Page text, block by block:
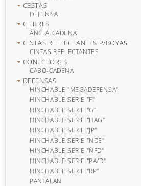
CESTAS
DEFENSA
CIERRES
ANCLA-CADENA
CINTAS REFLECTANTES P/BOYAS
CINTAS REFLECTANTES
CONECTORES
CABO-CADENA
DEFENSAS
HINCHABLE "MEGADEFENSA"
HINCHABLE SERIE "F"
HINCHABLE SERIE "G"
HINCHABLE SERIE "HAG"
HINCHABLE SERIE "JP"
HINCHABLE SERIE "NDE"
HINCHABLE SERIE "NFD"
HINCHABLE SERIE "PA/D"
HINCHABLE SERIE "RP"
PANTALAN